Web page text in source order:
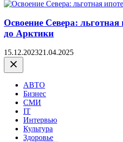
Освоение Севера: льготная
до Арктики
15.12.202321.04.2025
Закрыть
АВТО
Бизнес
СМИ
IT
Интервью
Культура
Здоровье